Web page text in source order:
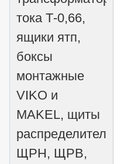
тока Т-0,66,
ящики ятп,
боксы
монтажные
VIKO и
MAKEL, щиты
ЩРН, ЩРВ,